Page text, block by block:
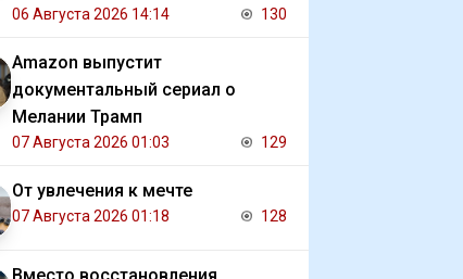
должниками государства
06 Августа 2026 14:14 130
Amazon выпустит
документальный сериал о
Мелании Трамп
07 Августа 2026 01:03 129
От увлечения к мечте
07 Августа 2026 01:18 128